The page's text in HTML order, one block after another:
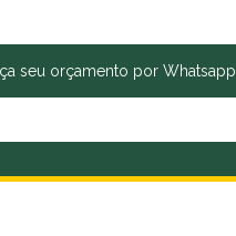
seu orçamento por Whatsapp